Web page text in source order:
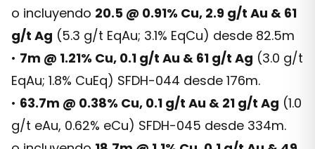
o incluyendo 20.5 @ 0.91% Cu, 2.9 g/t Au & 61
g/t Ag (5.3 g/t EqAu; 3.1% EqCu) desde 82.5m
• 7m @ 1.21% Cu, 0.1 g/t Au & 61 g/t Ag (3.0 g/t
EqAu; 1.8% CuEq) SFDH-044 desde 176m.
• 63.7m @ 0.38% Cu, 0.1 g/t Au & 21 g/t Ag (1.0
g/t eAu, 0.62% eCu) SFDH-045 desde 334m.